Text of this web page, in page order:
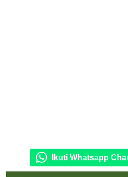
Ikuti Whatsapp